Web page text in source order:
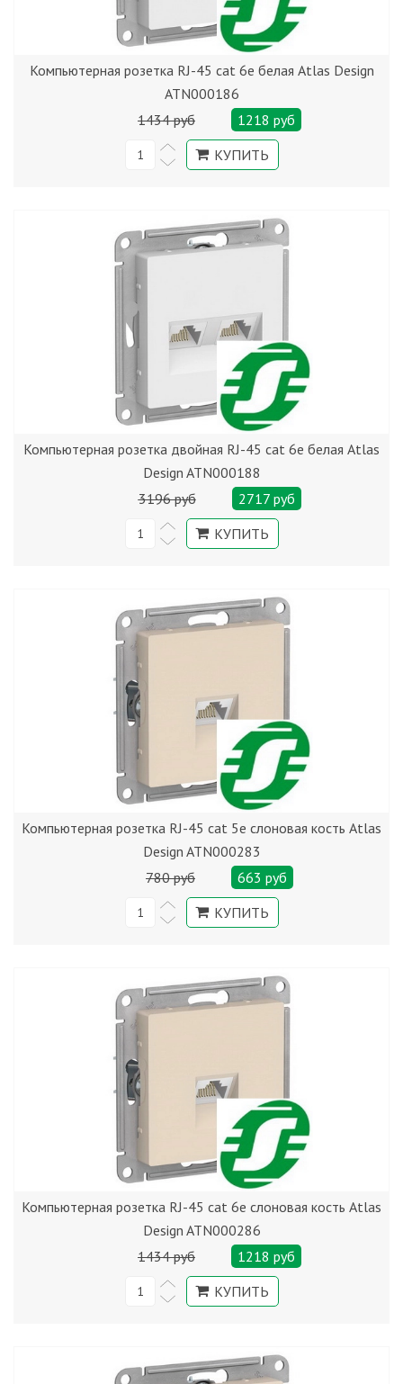
Компьютерная розетка RJ-45 cat 6е белая Atlas Design
ATN000186
1434 руб
1218 руб
Компьютерная розетка двойная RJ-45 cat 6е белая Atlas
Design ATN000188
3196 руб
2717 руб
Компьютерная розетка RJ-45 cat 5е слоновая кость Atlas
Design ATN000283
780 руб
663 руб
Компьютерная розетка RJ-45 cat 6е слоновая кость Atlas
Design ATN000286
1434 руб
1218 руб